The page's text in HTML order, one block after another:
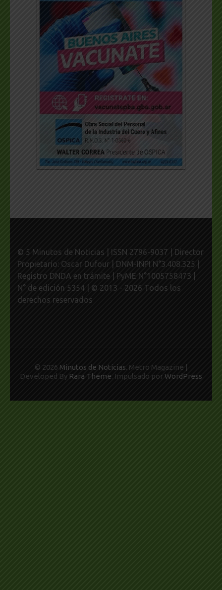
© 5 Minutos de Noticias | ISSN 2796-9037 | Director
Propietario: Oscar Dufour | DNM-INPI N°3.408.325 |
Registro DNDA en trámite | PyME N°1005758473 |
N° de edición 5354 | © 2013 - 2026 Todos los
derechos reservados
© 2026 Minutos de Noticias. Metro Magazine |
Developed By Rara Theme. Impulsado por WordPress